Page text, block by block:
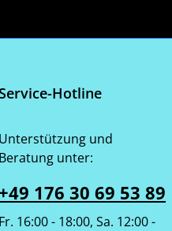
Hotline
Unterstützung und
Beratung unter:
+49 176 30 69 53 89
Fr. 16:00 - 18:00, Sa. 12:00 -